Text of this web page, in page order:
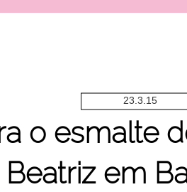
23.3.15
o esmalte
Beatriz em